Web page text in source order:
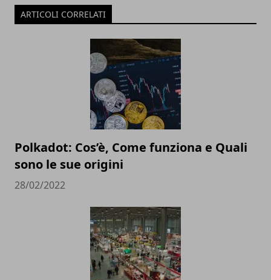
ARTICOLI CORRELATI
Polkadot: Cos’è, Come funziona e Quali
sono le sue origini
28/02/2022